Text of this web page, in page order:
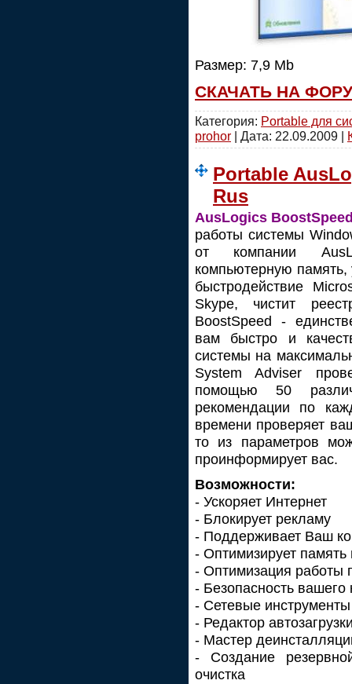
Размер: 7,9 Mb
СКАЧАТЬ НА
Категория: Portable для
prohor | Дата: 22.09.2009 |
Portable
Rus
AusLogics
работы системы
от компании
компьютерную память,
быстродействие
Skype, чистит
BoostSpeed -
вам быстро и
системы на
System Adviser
помощью 50
рекомендации по
времени проверяет
то из параметров
проинформирует вас.
Возможности:
- Ускоряет Интернет
- Блокирует рекламу
- Поддерживает Ваш
- Оптимизирует
- Оптимизация работы
- Безопасность вашего
- Сетевые инструменты
- Редактор
- Мастер
- Создание
очистка